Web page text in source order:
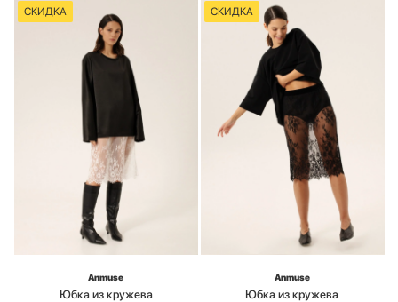
СКИДКА
Anmuse
Юбка из кружева
СКИДКА
Anmuse
Юбка из кружева